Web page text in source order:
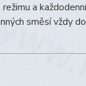
a
směsí vždy